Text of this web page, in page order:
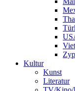
Kultur
Kunst
Literatur